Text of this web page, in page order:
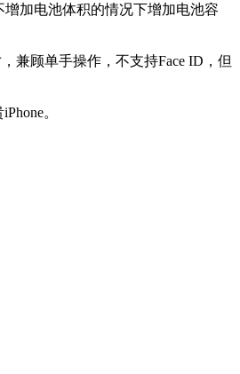
加电池体积的情况下增加电池容
兼顾单手操作，不支持Face ID，但
。